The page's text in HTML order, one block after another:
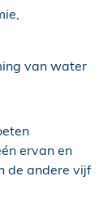
van water
ervan en
de andere vijf